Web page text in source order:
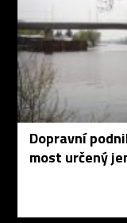
Dopravní
most určený